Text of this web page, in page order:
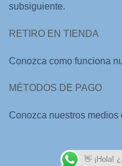
subsiguiente.
RETIRO EN TIENDA
Conozca como funciona
MÉTODOS DE PAGO
Conozca nuestros medios
Desarrollado
👋 ¡Hola!